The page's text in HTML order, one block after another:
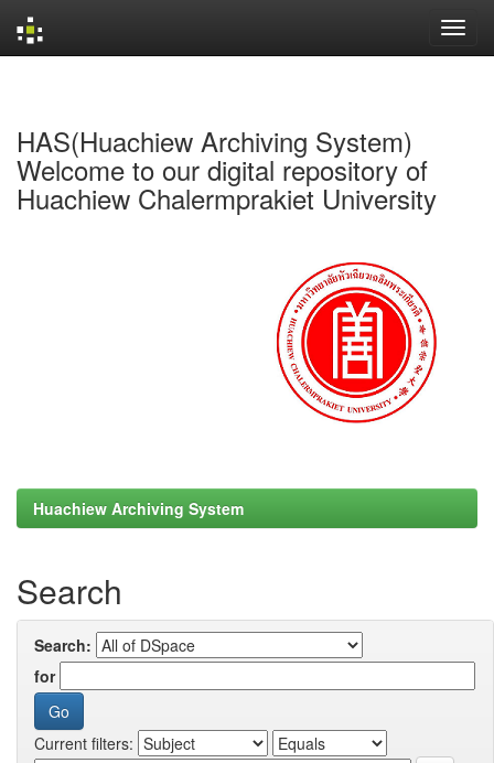
HAS(Huachiew Archiving System)
Welcome to our digital repository of
Huachiew Chalermprakiet University
Huachiew Archiving System
Search
Search:
for
Current filters: